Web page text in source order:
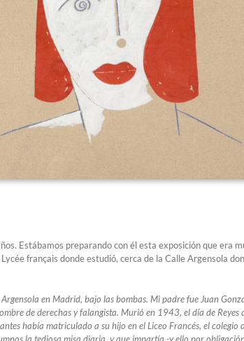
Estábamos preparando con él esta exposición que era
français donde estudió, cerca de la Calle Argensola
en Madrid, bajo las bombas. Mi padre fue Juan
de derechas y falangista. Murió en 1943, el día de
había matriculado a su hijo en el Liceo Francés, el